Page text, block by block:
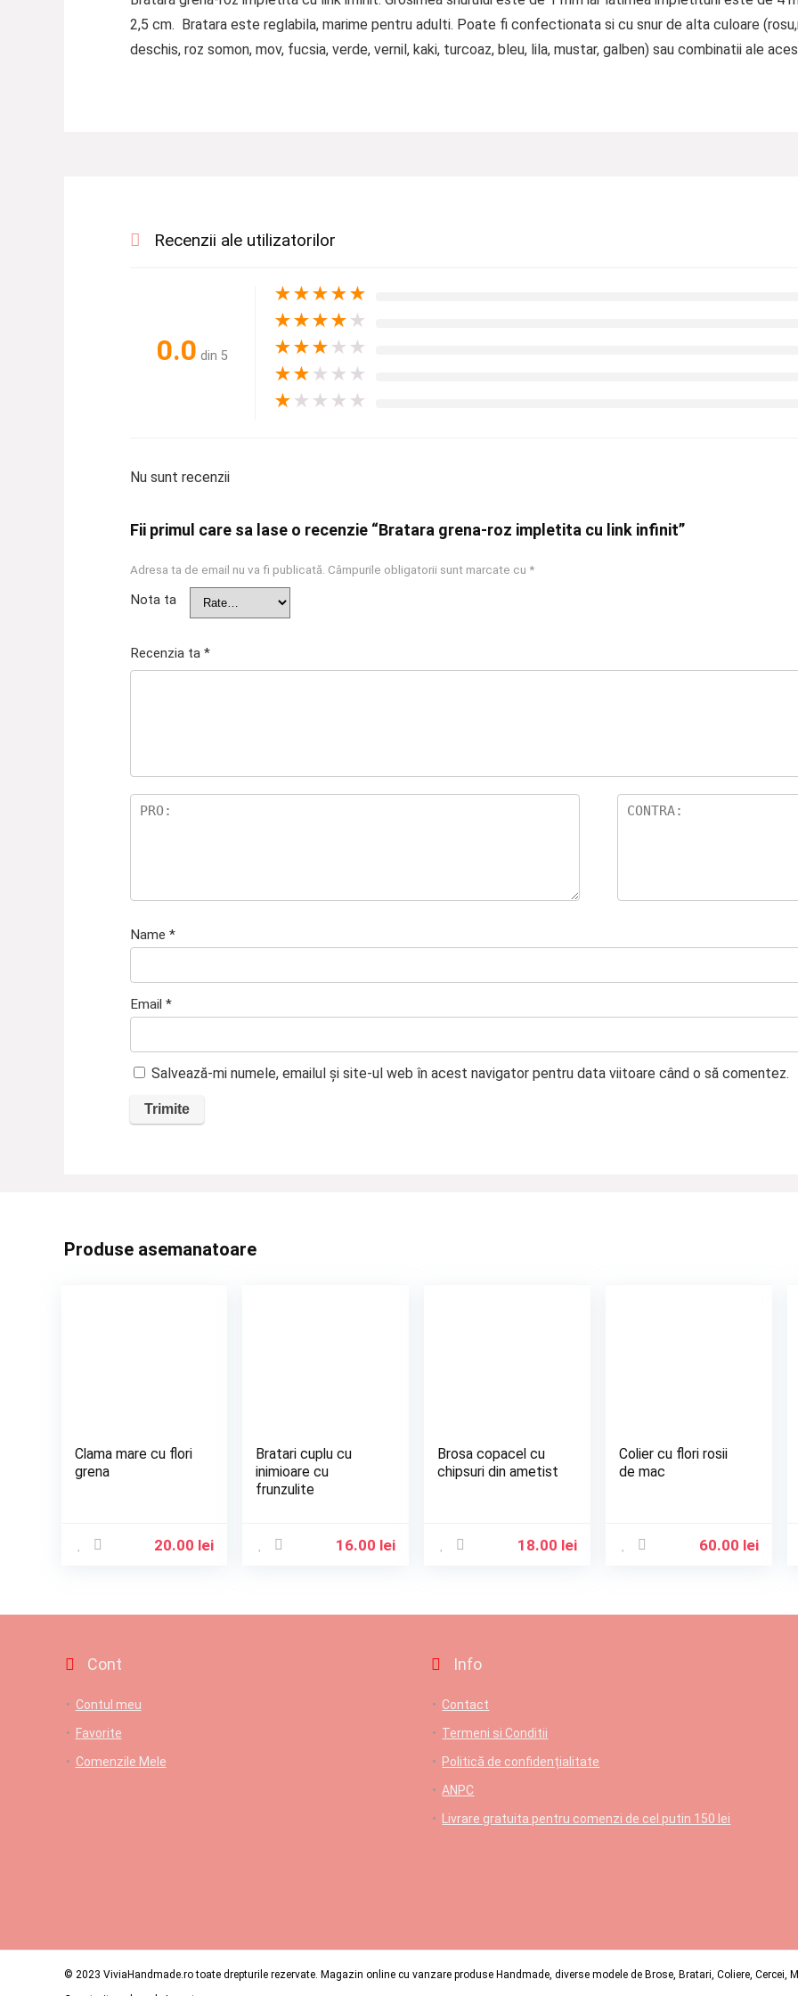
2,5 cm. Bratara este reglabila, marime pentru adulti. Poate fi confectionata si cu snur de alta culoare
deschis, roz somon, mov, fucsia, verde, vernil, kaki, turcoaz, bleu, lila, mustar, galben) sau combinatii ale
Recenzii ale utilizatorilor
0.0 din 5
★★★★★
★★★★ ★
★★★ ★ ★
★★ ★ ★ ★
★ ★ ★ ★ ★
Nu sunt recenzii
Fii primul care sa lase o recenzie “Bratara grena-roz impletita cu link infinit”
Adresa ta de email nu va fi publicată. Câmpurile obligatorii sunt marcate cu *
Nota ta
Recenzia ta *
Name *
Email *
Salvează-mi numele, emailul și site-ul web în acest navigator pentru data viitoare când o să comentez.
Produse asemanatoare
Clama mare cu flori
grena
20.00 lei
Bratari cuplu cu
inimioare cu
frunzulite
16.00 lei
Brosa copacel cu
chipsuri din ametist
18.00 lei
Colier cu flori rosii
de mac
60.00 lei
Cont
Contul meu
Favorite
Comenzile Mele
Info
Contact
Termeni si Conditii
Politică de confidențialitate
ANPC
Livrare gratuita pentru comenzi de cel putin 150 lei
© 2023 ViviaHandmade.ro toate drepturile rezervate. Magazin online cu vanzare produse Handmade, diverse modele de Brose, Bratari, Coliere, Cercei,